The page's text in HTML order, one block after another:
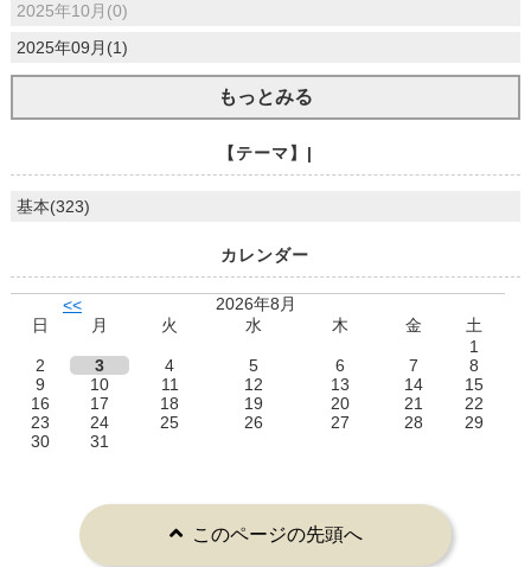
2025年10月(0)
2025年09月(1)
もっとみる
【テーマ】|
基本(323)
カレンダー
<<
2026年8月
日
月 火 水 木 金
土
1
2
3 4 5 6 7
8
9
10 11 12 13 14
15
16
17 18 19 20 21
22
23
24 25 26 27 28
29
30
31
このページの先頭へ